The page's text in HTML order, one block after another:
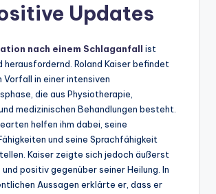
Updates
nach einem Schlaganfall ist
herausfordernd. Roland Kaiser befindet
Vorfall in einer intensiven
die aus Physiotherapie,
medizinischen Behandlungen besteht.
helfen ihm dabei, seine
und seine Sprachfähigkeit
Kaiser zeigte sich jedoch äußerst
positiv gegenüber seiner Heilung. In
Aussagen erklärte er, dass er